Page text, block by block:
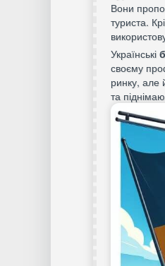
Вони
туриста.
Українські
своєму
ринку, але
та